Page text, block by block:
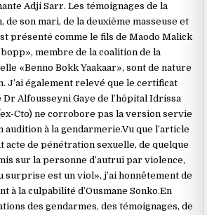
Adji Sarr. Les témoignages de la
son mari, de la deuxième masseuse et
présenté comme le fils de Maodo Malick
bopp», membre de la coalition de la
«Benno Bokk Yaakaar», sont de nature
J’ai également relevé que le certificat
Alfousseyni Gaye de l’hôpital Idrissa
Cto) ne corrobore pas la version servie
audition à la gendarmerie.Vu que l’article
acte de pénétration sexuelle, de quelque
sur la personne d’autrui par violence,
surprise est un viol», j’ai honnêtement de
à la culpabilité d’Ousmane Sonko.En
des gendarmes, des témoignages, de